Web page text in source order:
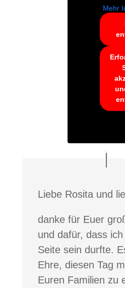
Mehr
Liebe Rosita und
danke für Euer
und dafür, dass
Seite sein durfte.
Ehre, diesen Tag
Euren Familien zu